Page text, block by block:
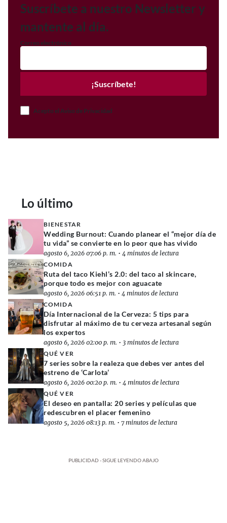
Suscríbete a nuestro Newsletter y
mantente al día.
Correo electrónico
¡Suscríbete!
Acepto el Aviso de Privacidad
Lo último
BIENESTAR
Wedding Burnout: Cuando planear el “mejor día de
tu vida” se convierte en lo peor que has vivido
agosto 6, 2026 07:06 p. m. • 4 minutos de lectura
COMIDA
Ruta del taco Kiehl’s 2.0: del taco al skincare,
porque todo es mejor con aguacate
agosto 6, 2026 06:51 p. m. • 4 minutos de lectura
COMIDA
Día Internacional de la Cerveza: 5 tips para
disfrutar al máximo de tu cerveza artesanal según
los expertos
agosto 6, 2026 02:00 p. m. • 3 minutos de lectura
QUÉ VER
7 series sobre la realeza que debes ver antes del
estreno de ‘Carlota’
agosto 6, 2026 00:20 p. m. • 4 minutos de lectura
QUÉ VER
El deseo en pantalla: 20 series y películas que
redescubren el placer femenino
agosto 5, 2026 08:13 p. m. • 7 minutos de lectura
PUBLICIDAD - SIGUE LEYENDO ABAJO